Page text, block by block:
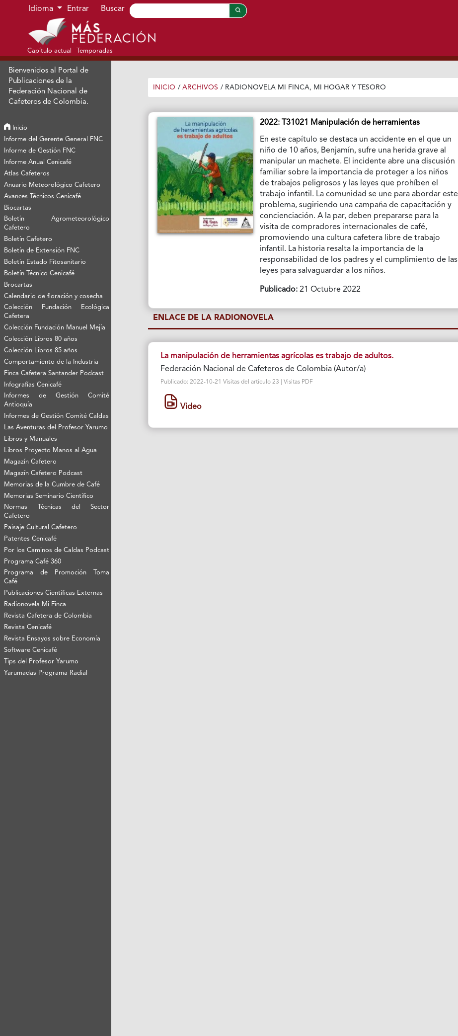
Ir al menú de navegación principal
Ir al contenido principal
Ir al pie de página del sitio
Idioma Entrar Buscar
Capítulo actual Temporadas
Bienvenidos al Portal de
Publicaciones de la
Federación Nacional de
Cafeteros de Colombia.
Inicio
Informe del Gerente General FNC
Informe de Gestión FNC
Informe Anual Cenicafé
Atlas Cafeteros
Anuario Meteorológico Cafetero
Avances Técnicos Cenicafé
Biocartas
Boletín Agrometeorológico
Cafetero
Boletín Cafetero
Boletín de Extensión FNC
Boletín Estado Fitosanitario
Boletín Técnico Cenicafé
Brocartas
Calendario de floración y cosecha
Colección Fundación Ecológica
Cafetera
Colección Fundación Manuel Mejía
Colección Libros 80 años
Colección Libros 85 años
Comportamiento de la Industria
Finca Cafetera Santander Podcast
Infografías Cenicafé
Informes de Gestión Comité
Antioquía
Informes de Gestión Comité Caldas
Las Aventuras del Profesor Yarumo
Libros y Manuales
Libros Proyecto Manos al Agua
Magazín Cafetero
Magazín Cafetero Podcast
Memorias de la Cumbre de Café
Memorias Seminario Científico
Normas Técnicas del Sector
Cafetero
Paisaje Cultural Cafetero
Patentes Cenicafé
Por los Caminos de Caldas Podcast
Programa Café 360
Programa de Promoción Toma
Café
Publicaciones Científicas Externas
Radionovela Mi Finca
Revista Cafetera de Colombia
Revista Cenicafé
Revista Ensayos sobre Economía
Software Cenicafé
Tips del Profesor Yarumo
Yarumadas Programa Radial
INICIO / ARCHIVOS / RADIONOVELA MI FINCA, MI HOGAR Y TESORO
2022: T31021 Manipulación de herramientas
En este capítulo se destaca un accidente en el que un
niño de 10 años, Benjamín, sufre una herida grave al
manipular un machete. El incidente abre una discusión
familiar sobre la importancia de proteger a los niños
de trabajos peligrosos y las leyes que prohíben el
trabajo infantil. La comunidad se une para abordar este
problema, sugiriendo una campaña de capacitación y
concienciación. A la par, deben prepararse para la
visita de compradores internacionales de café,
promoviendo una cultura cafetera libre de trabajo
infantil. La historia resalta la importancia de la
responsabilidad de los padres y el cumplimiento de las
leyes para salvaguardar a los niños.
Publicado: 21 Octubre 2022
ENLACE DE LA RADIONOVELA
La manipulación de herramientas agrícolas es trabajo de adultos.
Federación Nacional de Cafeteros de Colombia (Autor/a)
Publicado: 2022-10-21 Visitas del artículo 23 | Visitas PDF
Video